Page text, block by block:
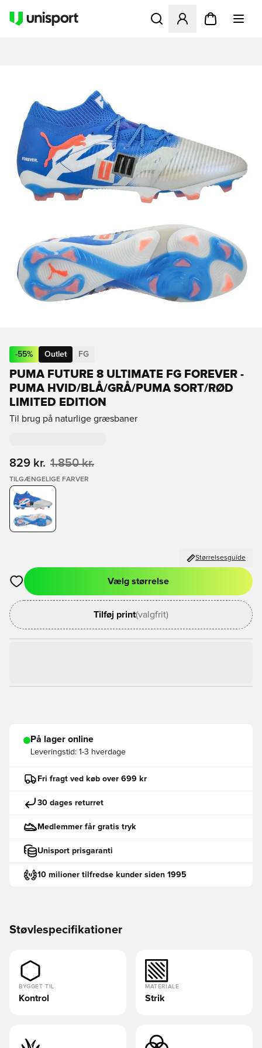
Åbner en Modal til at
-55% Outlet FG
PUMA FUTURE 8 ULTIMATE FG FOREVER -
PUMA HVID/BLÅ/GRÅ/PUMA SORT/RØD
LIMITED EDITION
Til brug på naturlige græsbaner
829 kr. 1.850 kr.
TILGÆNGELIGE FARVER
Størrelsesguide
Åbner en Modal til at logge ind eller tilmelde dig som medlem
Vælg størrelse
Tilføj print(valgfrit)
På lager online
Leveringstid: 1-3 hverdage
Fri fragt ved køb over 699 kr
30 dages returret
Medlemmer får gratis tryk
Unisport prisgaranti
10 milioner tilfredse kunder siden 1995
Støvlespecifikationer
BYGGET TIL
Kontrol
MATERIALE
Strik